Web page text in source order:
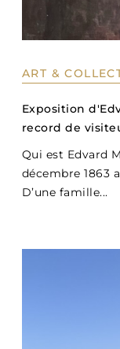
ART &
Exposition
record de
Qui est Edvard
décembre 1863
D’une famille...